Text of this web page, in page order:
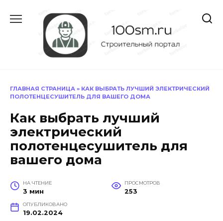
содержанию
ГЛАВНАЯ СТРАНИЦА » КАК ВЫБРАТЬ ЛУЧШИЙ ЭЛЕКТРИЧЕСКИЙ
ПОЛОТЕНЦЕСУШИТЕЛЬ ДЛЯ ВАШЕГО ДОМА
Как выбрать лучший
электрический
полотенцесушитель для
вашего дома
НА ЧТЕНИЕ
3 мин
ПРОСМОТРОВ
253
ОПУБЛИКОВАНО
19.02.2024